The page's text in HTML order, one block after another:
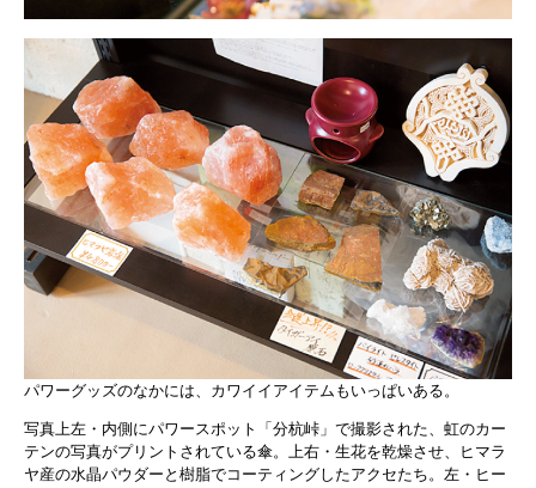
パワーグッズのなかには、カワイイアイテムもいっぱいある。
写真上左・内側にパワースポット「分杭峠」で撮影された、虹のカー
テンの写真がプリントされている傘。上右・生花を乾燥させ、ヒマラ
ヤ産の水晶パウダーと樹脂でコーティングしたアクセたち。左・ヒー